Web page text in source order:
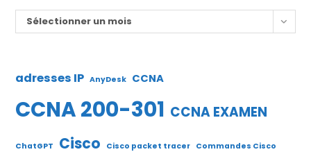
Archives
Sélectionner un mois
adresses IP AnyDesk CCNA
CCNA 200-301 CCNA EXAMEN
ChatGPT Cisco Cisco packet tracer Commandes Cisco